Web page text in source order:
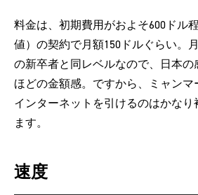
料金は、初期費用がおよそ600ドル
値）の契約で月額150ドルぐらい。
の新卒者と同レベルなので、日本の
ほどの金額感。ですから、ミャン
インターネットを引けるのはかな
ます。
速度